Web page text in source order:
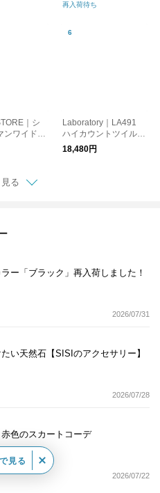
再入荷待ち
｜シ
ワイドプ
Laboratory｜LA491
ハイカウントツイルパ
ンツ
18,480円
る
ー「ブラック」再入荷しました！
2026/07/31
い天然石【SISIのアクセサリー】
2026/07/28
色のスカートコーデ
2026/07/22
見る